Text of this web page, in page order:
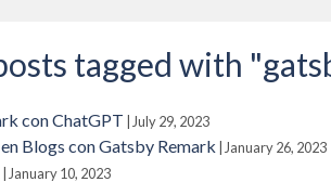
tagged with
con ChatGPT July 29, 2023
Blogs con Gatsby Remark January 26, 2023
January 10, 2023